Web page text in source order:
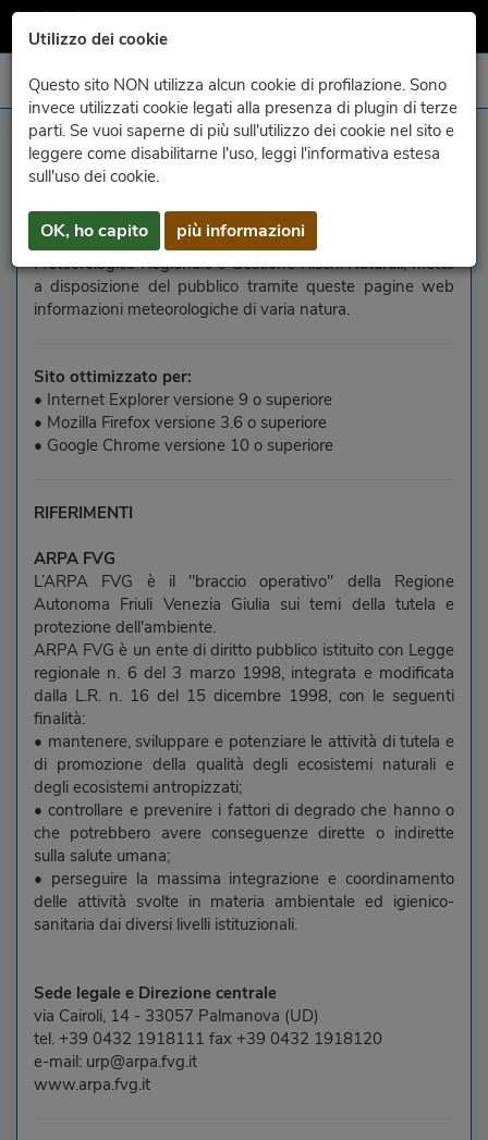
Utilizzo dei cookie
Questo sito NON utilizza alcun cookie di profilazione. Sono
invece utilizzati cookie legati alla presenza di plugin di terze
parti. Se vuoi saperne di più sull'utilizzo dei cookie nel sito e
leggere come disabilitarne l'uso, leggi l'informativa estesa
sull'uso dei cookie.
OK, ho capito più informazioni
informazions sul sît
dell’Ambiente del Friuli Venezia Giulia), mediante la
propria struttura OSMER e GRN - Osservatorio
Meteorologico Regionale e Gestione Rischi Naturali, mette
a disposizione del pubblico tramite queste pagine web
informazioni meteorologiche di varia natura.
Sito ottimizzato per:
• Internet Explorer versione 9 o superiore
• Mozilla Firefox versione 3.6 o superiore
• Google Chrome versione 10 o superiore
RIFERIMENTI
ARPA FVG
L’ARPA FVG è il "braccio operativo" della Regione
Autonoma Friuli Venezia Giulia sui temi della tutela e
protezione dell'ambiente.
ARPA FVG è un ente di diritto pubblico istituito con Legge
regionale n. 6 del 3 marzo 1998, integrata e modificata
dalla L.R. n. 16 del 15 dicembre 1998, con le seguenti
finalità:
• mantenere, sviluppare e potenziare le attività di tutela e
di promozione della qualità degli ecosistemi naturali e
degli ecosistemi antropizzati;
• controllare e prevenire i fattori di degrado che hanno o
che potrebbero avere conseguenze dirette o indirette
sulla salute umana;
• perseguire la massima integrazione e coordinamento
delle attività svolte in materia ambientale ed igienico-
sanitaria dai diversi livelli istituzionali.
Sede legale e Direzione centrale
via Cairoli, 14 - 33057 Palmanova (UD)
tel. +39 0432 1918111 fax +39 0432 1918120
e-mail: urp@arpa.fvg.it
www.arpa.fvg.it